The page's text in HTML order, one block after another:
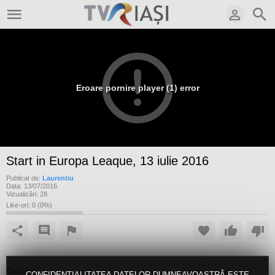
Eroare pornire player (1) error
Start in Europa Leaque, 13 iulie 2016
Publicat de: Laurentiu
Data: 13/07/2016
Vizualizări: 28
Like-uri: 0 (0%)
Canale: